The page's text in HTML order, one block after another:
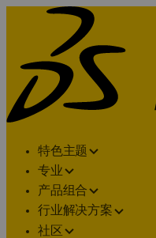
特色主题
专业
产品组合
行业解决方案
社区